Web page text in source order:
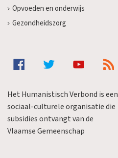
Opvoeden en onderwijs
Gezondheidszorg
Het Humanistisch Verbond is een
sociaal-culturele organisatie die
subsidies ontvangt van de
Vlaamse Gemeenschap